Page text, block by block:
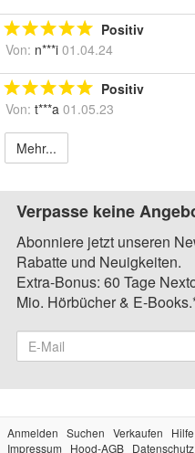
Positiv
Von: n***i 01.04.24
Positiv
Von: t***a 01.05.23
Mehr...
Verpasse keine
Abonniere jetzt unseren
Rabatte und Neuigkeiten.
Extra-Bonus: 60 Tage
Mio. Hörbücher & E-
Anmelden Suchen Verkaufen
Hilfe
Impressum
Hood-AGB Datenschutz